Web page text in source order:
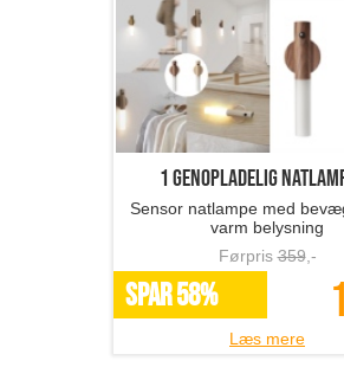
1 genopladelig
Sensor natlampe med
varm belysning
Førpris359,-
SPAR 58%
Læs mere